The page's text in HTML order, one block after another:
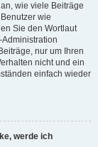
wie viele Beiträge
wie
Sie den Wortlaut
nur um Ihren
nicht und ein
einfach wieder
werde ich